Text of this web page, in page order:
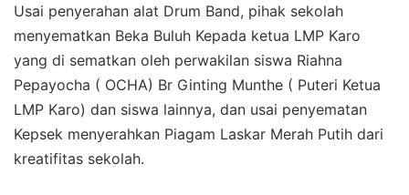
Usai penyerahan alat Drum Band, pihak sekolah
menyematkan Beka Buluh Kepada ketua LMP Karo
yang di sematkan oleh perwakilan siswa Riahna
Pepayocha ( OCHA) Br Ginting Munthe ( Puteri Ketua
LMP Karo) dan siswa lainnya, dan usai penyematan
Kepsek menyerahkan Piagam Laskar Merah Putih dari
kreatifitas sekolah.